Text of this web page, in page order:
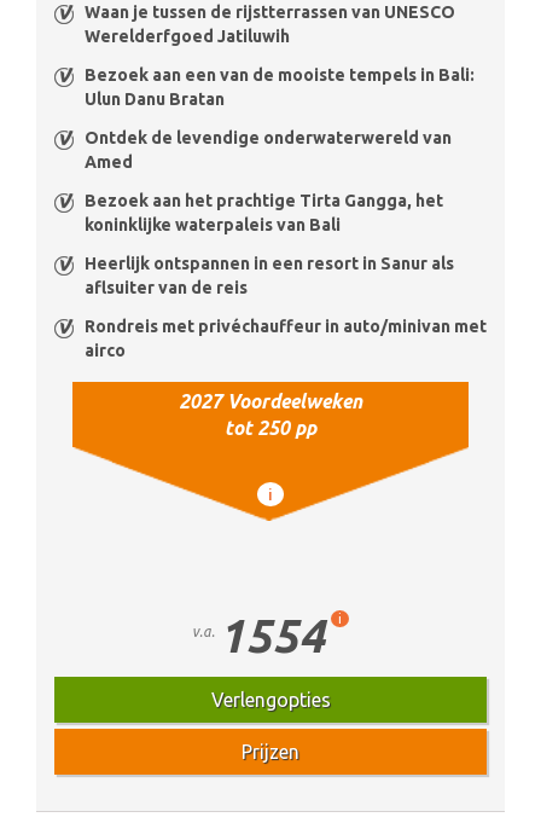
Waan je tussen de rijstterrassen van UNESCO
Werelderfgoed Jatiluwih
Bezoek aan een van de mooiste tempels in Bali:
Ulun Danu Bratan
Ontdek de levendige onderwaterwereld van
Amed
Bezoek aan het prachtige Tirta Gangga, het
koninklijke waterpaleis van Bali
Heerlijk ontspannen in een resort in Sanur als
aflsuiter van de reis
Rondreis met privéchauffeur in auto/minivan met
airco
2027 Voordeelweken
tot 250 pp
i
v.a. 1554 i
Verlengopties
Prijzen